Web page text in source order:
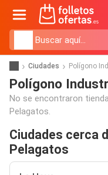
Ciudades Polígono
Polígono
No se encontraron
Pelagatos.
Ciudades cerca
Pelagatos